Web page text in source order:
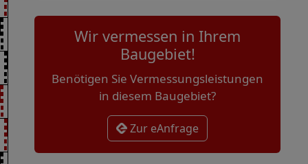
Wir vermessen in Ihrem
Baugebiet!
Benötigen Sie Vermessungsleistungen
in diesem Baugebiet?
Zur eAnfrage